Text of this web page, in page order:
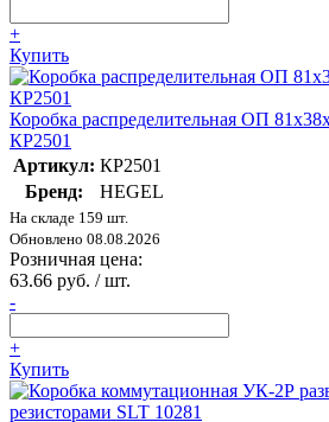
+
Купить
Коробка распределительная ОП
КР2501
Артикул: КР2501
Бренд:
HEGEL
На складе 159 шт.
Обновлено 08.08.2026
Розничная цена:
63.66 руб. / шт.
-
+
Купить